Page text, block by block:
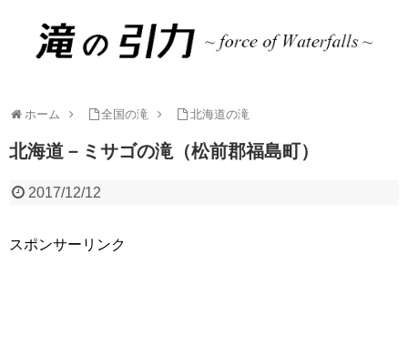
ホーム 全国の滝 北海道の滝
北海道－ミサゴの滝（松前郡福島町）
2017/12/12
スポンサーリンク